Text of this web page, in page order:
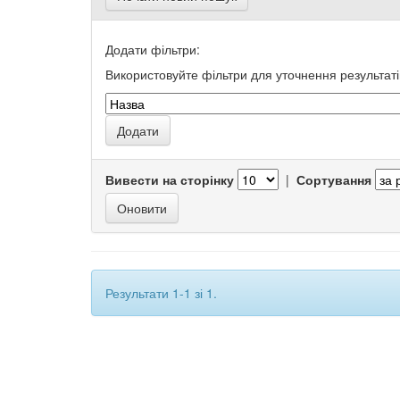
Додати фільтри:
Використовуйте фільтри для уточнення
Вивести на сторінку | Сортування
Результати 1-1 зі 1.